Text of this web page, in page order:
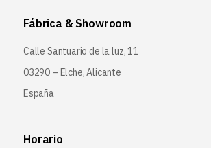
Fábrica & Showroom
Calle Santuario de la luz, 11
03290 – Elche, Alicante
España
Horario